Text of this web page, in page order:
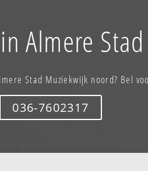
Almere
Stad Muziekwijk noord? Bel
036-7602317